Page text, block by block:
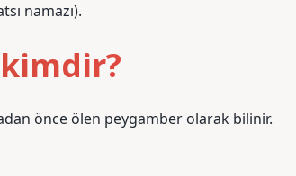
namazı).
önce ölen peygamber olarak bilinir.